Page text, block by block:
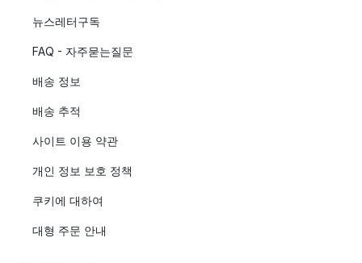
뉴스레터구독
FAQ - 자주묻는질문
배송 정보
배송 추적
사이트 이용 약관
개인 정보 보호 정책
쿠키에 대하여
대형 주문 안내